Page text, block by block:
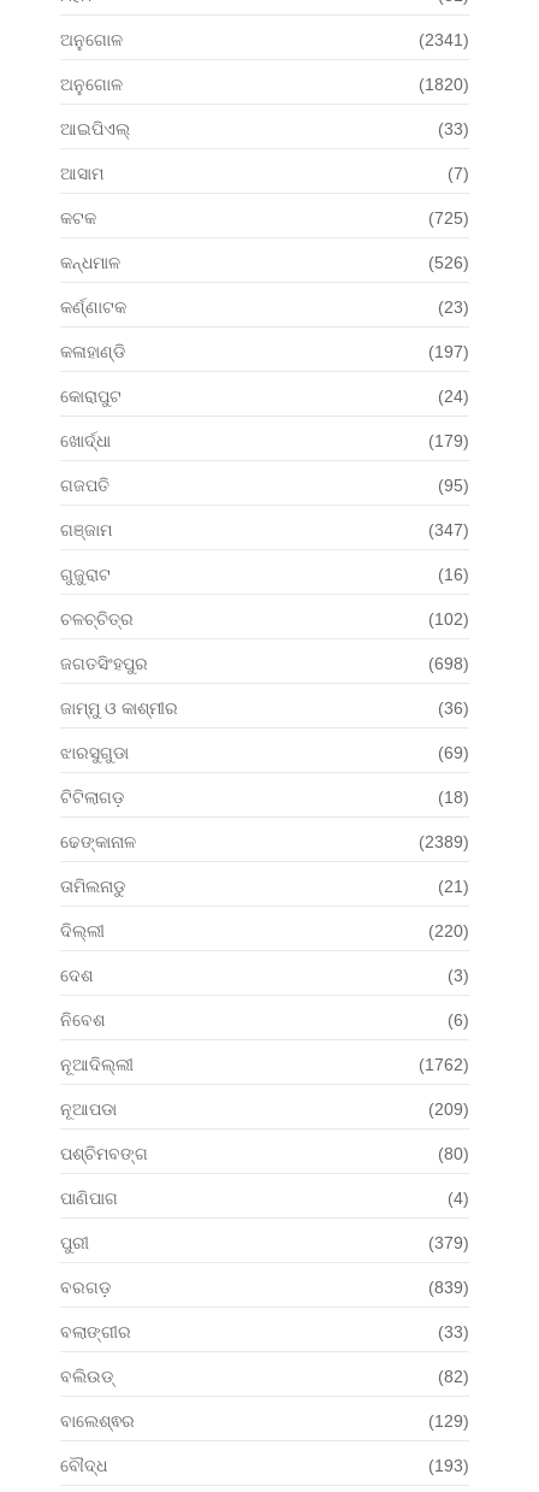
ଅନୁଗୋଳ (2341)
ଅନୁଗୋଳ (1820)
ଆଇପିଏଲ୍ (33)
ଆସାମ (7)
କଟକ (725)
କନ୍ଧମାଳ (526)
କର୍ଣ୍ଣାଟକ (23)
କଳାହାଣ୍ଡି (197)
କୋରାପୁଟ (24)
ଖୋର୍ଦ୍ଧା (179)
ଗଜପତି (95)
ଗଞ୍ଜାମ (347)
ଗୁଜୁରାଟ (16)
ଚଳଚ୍ଚିତ୍ର (102)
ଜଗତସିଂହପୁର (698)
ଜାମ୍ମୁ ଓ କାଶ୍ମୀର (36)
ଝାରସୁଗୁଡା (69)
ଟିଟିଲାଗଡ଼ (18)
ଢେଙ୍କାନାଳ (2389)
ତାମିଲନାଡୁ (21)
ଦିଲ୍ଲୀ (220)
ଦେଶ (3)
ନିବେଶ (6)
ନୂଆଦିଲ୍ଲୀ (1762)
ନୂଆପଡା (209)
ପଶ୍ଚିମବଙ୍ଗ (80)
ପାଣିପାଗ (4)
ପୁରୀ (379)
ବରଗଡ଼ (839)
ବଲାଙ୍ଗୀର (33)
ବଲିଉଡ୍ (82)
ବାଲେଶ୍ଵର (129)
ବୌଦ୍ଧ (193)